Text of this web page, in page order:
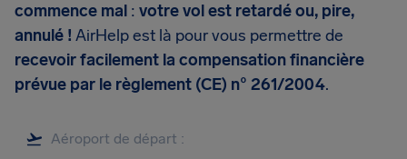
commence mal : votre vol est retardé ou, pire,
annulé ! AirHelp est là pour vous permettre de
recevoir facilement la compensation financière
prévue par le règlement (CE) n° 261/2004.